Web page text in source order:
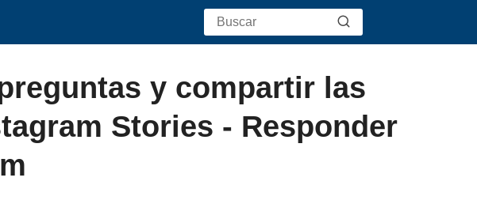
y compartir las
Stories - Responder